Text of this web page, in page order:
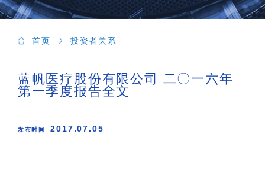
首页 投资者关系
蓝帆医疗股份有限公司 二〇一六年
第一季度报告全文
发布时间 2017.07.05